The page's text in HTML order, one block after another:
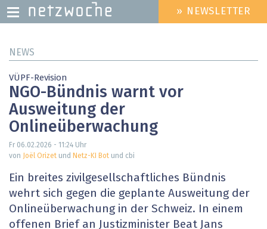
zum
HEADER
MENU
» NEWSLETTER
NEWS
VÜPF-Revision
NGO-Bündnis warnt vor
Ausweitung der
Onlineüberwachung
Fr 06.02.2026 - 11:24 Uhr
von
Joël Orizet und Netz-KI Bot und cbi
Ein breites zivilgesellschaftliches Bündnis
wehrt sich gegen die geplante Ausweitung der
Onlineüberwachung in der Schweiz. In einem
offenen Brief an Justizminister Beat Jans